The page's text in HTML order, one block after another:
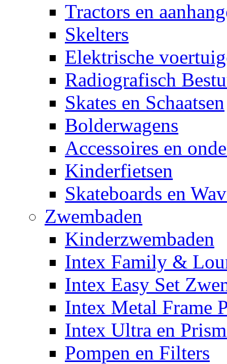
Tractors en
Skelters
Elektrische
Radiografisch
Skates en Schaatsen
Bolderwagens
Accessoires en
Kinderfietsen
Skateboards en
Zwembaden
Kinderzwembaden
Intex Family &
Intex Easy Set
Intex Metal Frame
Intex Ultra en
Pompen en Filters